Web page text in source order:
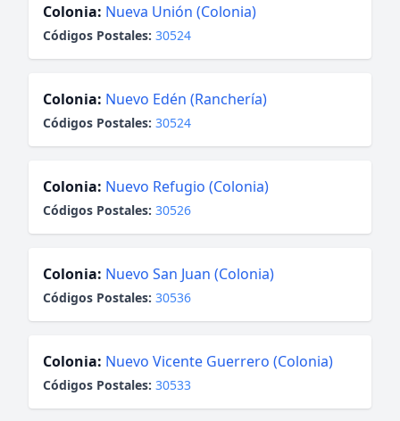
Colonia: Nueva Unión (Colonia)
Códigos Postales: 30524
Colonia: Nuevo Edén (Ranchería)
Códigos Postales: 30524
Colonia: Nuevo Refugio (Colonia)
Códigos Postales: 30526
Colonia: Nuevo San Juan (Colonia)
Códigos Postales: 30536
Colonia: Nuevo Vicente Guerrero (Colonia)
Códigos Postales: 30533